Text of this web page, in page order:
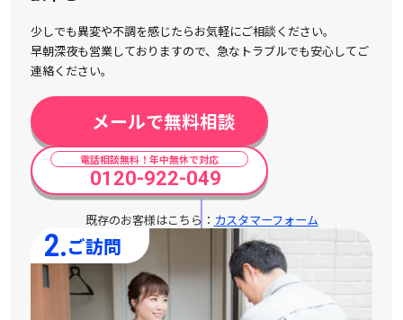
少しでも異変や不調を感じたらお気軽にご相談ください。
早朝深夜も営業しておりますので、急なトラブルでも安心してご
連絡ください。
メールで無料相談
電話相談無料！年中無休で対応
0120-922-049
既存のお客様はこちら： カスタマーフォーム
2.ご訪問